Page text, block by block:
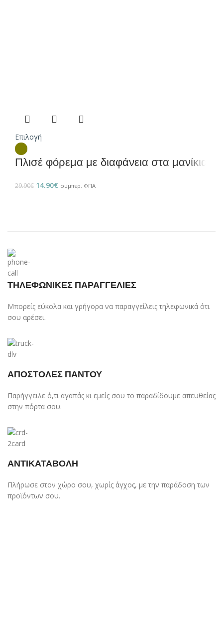
Επιλογή
Πλισέ φόρεμα με διαφάνεια στα μανίκια
29.90€ 14.90€ συμπερ. ΦΠΑ
ΤΗΛΕΦΩΝΙΚΕΣ ΠΑΡΑΓΓΕΛΙΕΣ
Μπορείς εύκολα και γρήγορα να παραγγείλεις τηλεφωνικά ότι
σου αρέσει.
ΑΠΟΣΤΟΛΕΣ ΠΑΝΤΟΥ
Παρήγγειλε ό,τι αγαπάς κι εμείς σου το παραδίδουμε απευθείας
στην πόρτα σου.
ΑΝΤΙΚΑΤΑΒΟΛΗ
Πλήρωσε στον χώρο σου, χωρίς άγχος, με την παράδοση των
προϊόντων σου.